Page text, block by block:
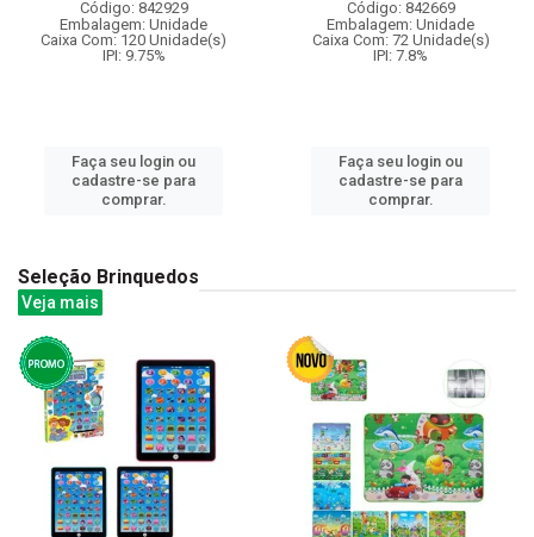
Código: 842929
Embalagem: Unidade
Caixa Com: 120 Unidade(s)
IPI: 9.75%
Faça seu login ou
cadastre-se para
comprar.
Código: 842669
Embalagem: Unidade
Caixa Com: 72 Unidade(s)
IPI: 7.8%
Faça seu login ou
cadastre-se para
comprar.
Seleção Brinquedos
Veja mais